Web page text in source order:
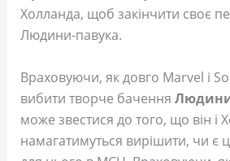
Холланда, щоб закінчити своє
Людини-павука.
Враховуючи, як довго Marvel і
вибити творче бачення
може звестися до того, що він і
намагатимуться вирішити, чи є